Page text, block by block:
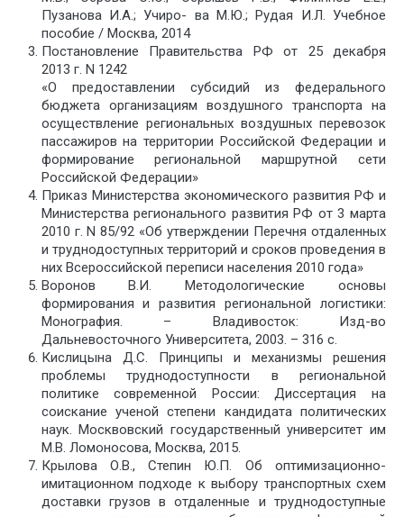
Пузанова И.А.; Учиро- ва М.Ю.; Рудая И.Л. Учебное
пособие / Москва, 2014
Постановление Правительства РФ от 25 декабря
2013 г. N 1242
«О предоставлении субсидий из федерального
бюджета организациям воздушного транспорта на
осуществление региональных воздушных перевозок
пассажиров на территории Российской Федерации и
формирование региональной маршрутной сети
Российской Федерации»
Приказ Министерства экономического развития РФ и
Министерства регионального развития РФ от 3 марта
2010 г. N 85/92 «Об утверждении Перечня отдаленных
и труднодоступных территорий и сроков проведения в
них Всероссийской переписи населения 2010 года»
Воронов В.И. Методологические основы
формирования и развития региональной логистики:
Монография. – Владивосток: Изд-во
Дальневосточного Университета, 2003. – 316 с.
Кислицына Д.С. Принципы и механизмы решения
проблемы труднодоступности в региональной
политике современной России: Диссертация на
соискание ученой степени кандидата политических
наук. Москвовский государственный университет им
М.В. Ломоносова, Москва, 2015.
Крылова О.В., Степин Ю.П. Об оптимизационно-
имитационном подходе к выбору транспортных схем
доставки грузов в отдаленные и труднодоступные